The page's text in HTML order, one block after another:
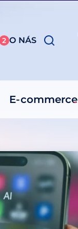
2 O NÁS
E-commerce